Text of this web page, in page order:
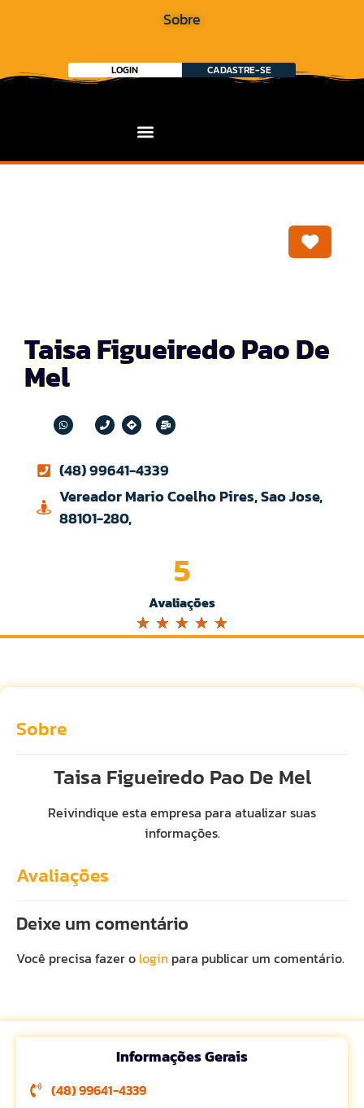
Sobre
LOGIN CADASTRE-SE
Taisa Figueiredo Pao De
Mel
(48) 99641-4339
Vereador Mario Coelho Pires, Sao Jose,
88101-280,
Avaliações
5
☆ ☆ ☆ ☆ ☆
Sobre
Taisa Figueiredo Pao De Mel
Reivindique esta empresa para atualizar suas
informações.
Avaliações
Deixe um comentário
Você precisa fazer o login para publicar um comentário.
Informações Gerais
(48) 99641-4339